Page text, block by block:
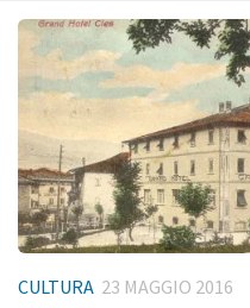
CULTURA 23 MAGGIO 2016